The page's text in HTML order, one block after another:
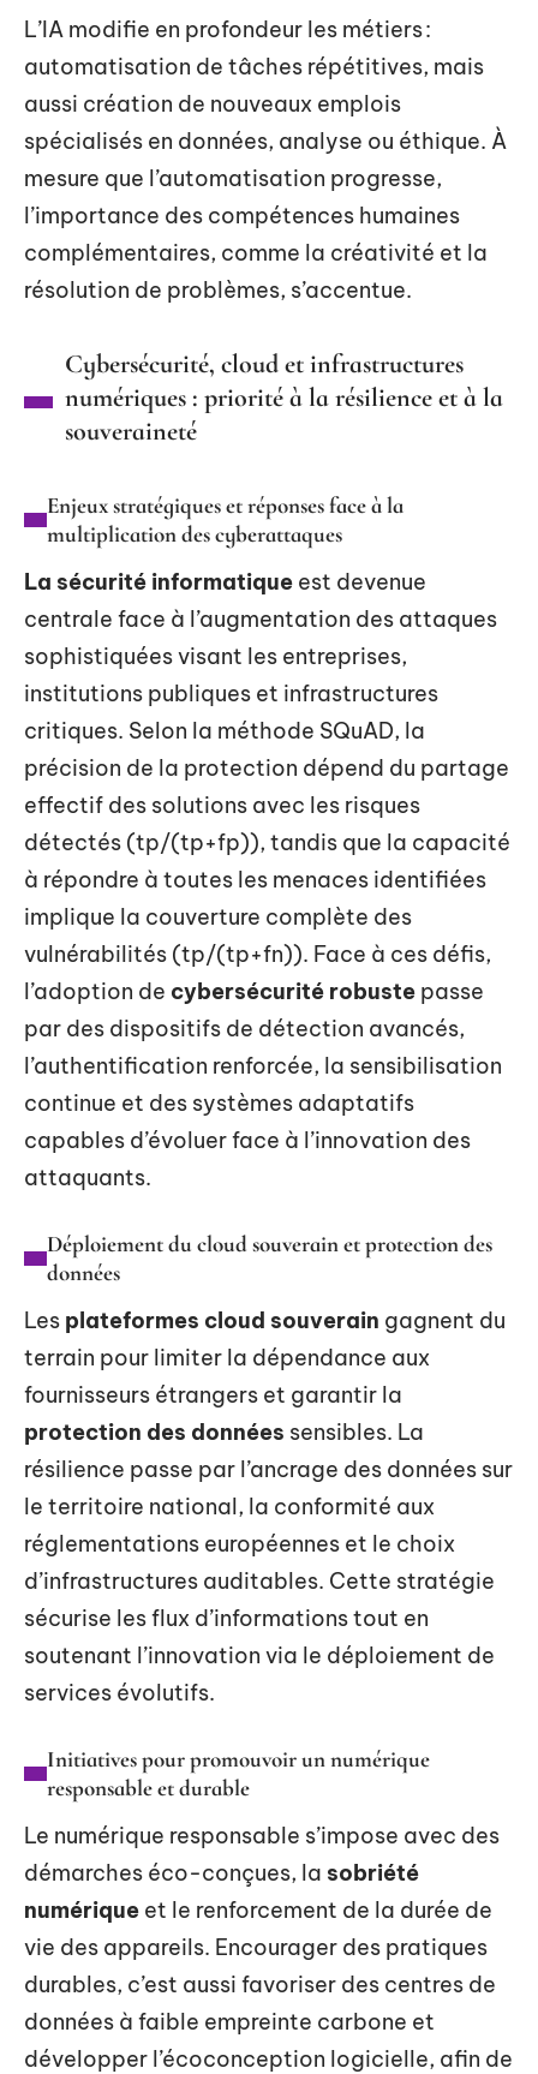
L’IA modifie en profondeur les métiers :
automatisation de tâches répétitives, mais
aussi création de nouveaux emplois
spécialisés en données, analyse ou éthique. À
mesure que l’automatisation progresse,
l’importance des compétences humaines
complémentaires, comme la créativité et la
résolution de problèmes, s’accentue.
Cybersécurité, cloud et infrastructures
numériques : priorité à la résilience et à la
souveraineté
Enjeux stratégiques et réponses face à la
multiplication des cyberattaques
La sécurité informatique est devenue
centrale face à l’augmentation des attaques
sophistiquées visant les entreprises,
institutions publiques et infrastructures
critiques. Selon la méthode SQuAD, la
précision de la protection dépend du partage
effectif des solutions avec les risques
détectés (tp/(tp+fp)), tandis que la capacité
à répondre à toutes les menaces identifiées
implique la couverture complète des
vulnérabilités (tp/(tp+fn)). Face à ces défis,
l’adoption de cybersécurité robuste passe
par des dispositifs de détection avancés,
l’authentification renforcée, la sensibilisation
continue et des systèmes adaptatifs
capables d’évoluer face à l’innovation des
attaquants.
Déploiement du cloud souverain et protection des
données
Les plateformes cloud souverain gagnent du
terrain pour limiter la dépendance aux
fournisseurs étrangers et garantir la
protection des données sensibles. La
résilience passe par l’ancrage des données sur
le territoire national, la conformité aux
réglementations européennes et le choix
d’infrastructures auditables. Cette stratégie
sécurise les flux d’informations tout en
soutenant l’innovation via le déploiement de
services évolutifs.
Initiatives pour promouvoir un numérique
responsable et durable
Le numérique responsable s’impose avec des
démarches éco-conçues, la sobriété
numérique et le renforcement de la durée de
vie des appareils. Encourager des pratiques
durables, c’est aussi favoriser des centres de
données à faible empreinte carbone et
développer l’écoconception logicielle, afin de